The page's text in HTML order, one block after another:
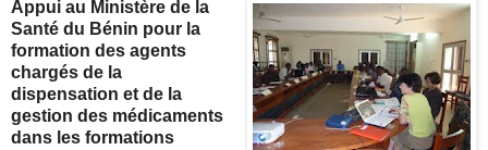
Appui au Ministère de la
Santé du Bénin pour la
formation des agents
chargés de la
dispensation et de la
gestion des médicaments
dans les formations